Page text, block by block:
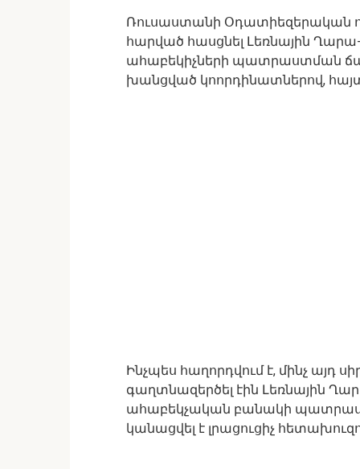
Ռուսաստանի Օդատիեզերական
հարված հասցնել Լեռնային
ահաբեկիչների պատրաստման
խանցված կոորդինատներով,
Ինչպես հաղորդվում է, մինչ այդ
գաղտնազերծել էին Լեռնային
ահաբեկչական բանակի
կանացվել է լրացուցիչ